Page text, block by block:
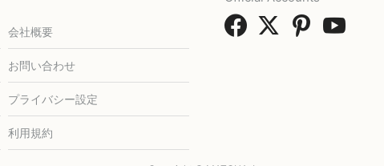
会社概要
お問い合わせ
プライバシー設定
利用規約